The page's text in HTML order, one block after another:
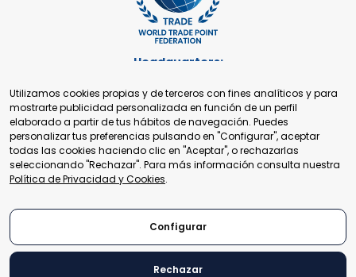
Headquarters:
+41 22 321 93 88
secretariat@tradepoint.org
Secretariado:
Building 16-17, Area 3, Fangxingyuan. Fengtai District 100078
Beijing, P.R. China
+86-010-87153582
Utilizamos cookies propias y de terceros con fines analíticos y para
mostrarte publicidad personalizada en función de un perfil
elaborado a partir de tus hábitos de navegación. Puedes
personalizar tus preferencias pulsando en "Configurar", aceptar
todas las cookies haciendo clic en "Aceptar", o rechazarlas
seleccionando "Rechazar". Para más información consulta nuestra
Política de Privacidad y Cookies.
Configurar
Rechazar